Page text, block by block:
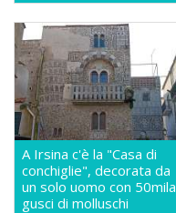
A Irsina c'è la "Casa di
conchiglie", decorata da
un solo uomo con 50mila
gusci di molluschi